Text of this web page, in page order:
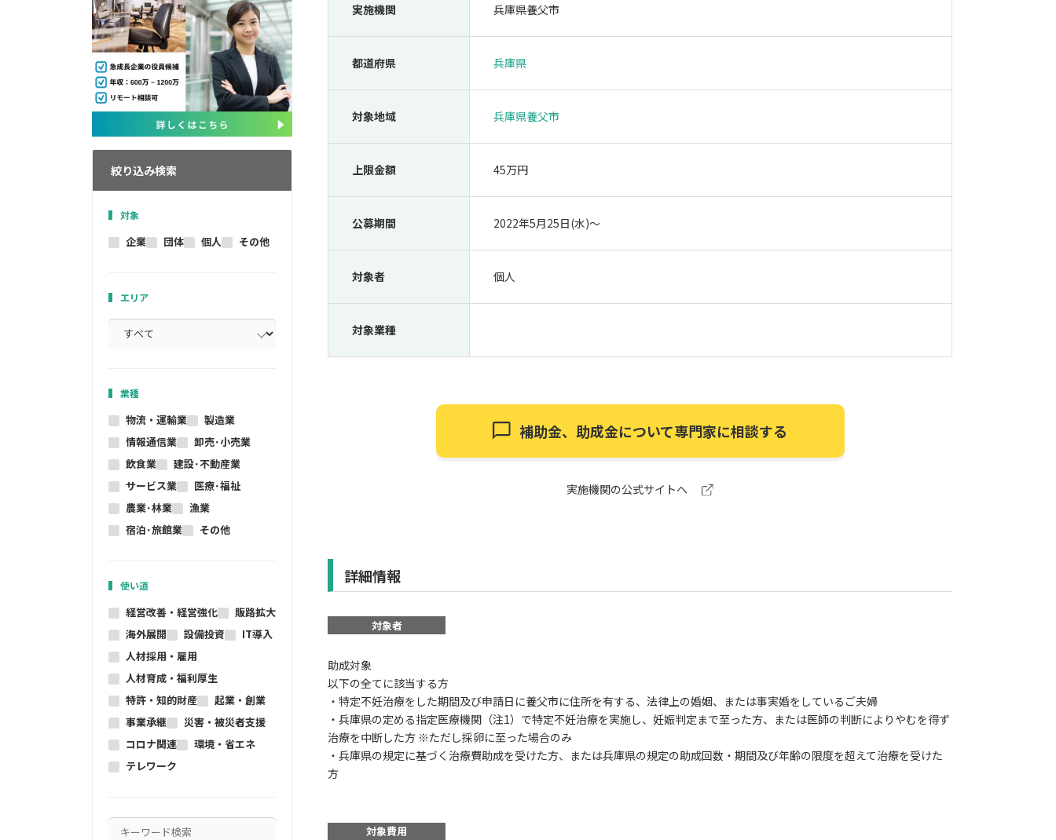
絞り込み検索
対象
企業 団体 個人 その他
エリア
業種
物流・運輸業
製造業
情報通信業
卸売･小売業
飲食業
建設･不動産業
サービス業
医療･福祉
農業･林業
漁業
宿泊･旅館業
その他
使い道
経営改善・経営強化
販路拡大
海外展開
設備投資
IT導入
人材採用・雇用
人材育成・福利厚生
特許・知的財産
起業・創業
事業承継
災害・被災者支援
コロナ関連
環境・省エネ
テレワーク
実施機関 兵庫県養父市
都道府県 兵庫県
対象地域 兵庫県養父市
上限金額 45万円
公募期間 2022年5月25日(水)〜
対象者 個人
対象業種
補助金、助成金について専門家に相談する
実施機関の公式サイトへ
詳細情報
対象者
助成対象
以下の全てに該当する方
・特定不妊治療をした期間及び申請日に養父市に住所を有する、法律上の婚姻、または事実婚をしているご夫婦
・兵庫県の定める指定医療機関（注1）で特定不妊治療を実施し、妊娠判定まで至った方、または医師の判断によりやむを得ず
治療を中断した方 ※ただし採卵に至った場合のみ
・兵庫県の規定に基づく治療費助成を受けた方、または兵庫県の規定の助成回数・期間及び年齢の限度を超えて治療を受けた
方
対象費用